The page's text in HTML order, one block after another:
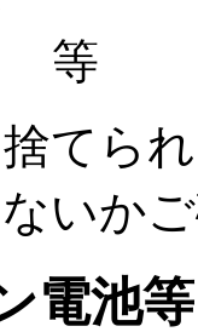
等
てら
いか
電池